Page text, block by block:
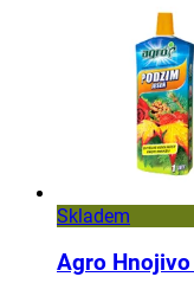
Skladem
Agro Hnojivo